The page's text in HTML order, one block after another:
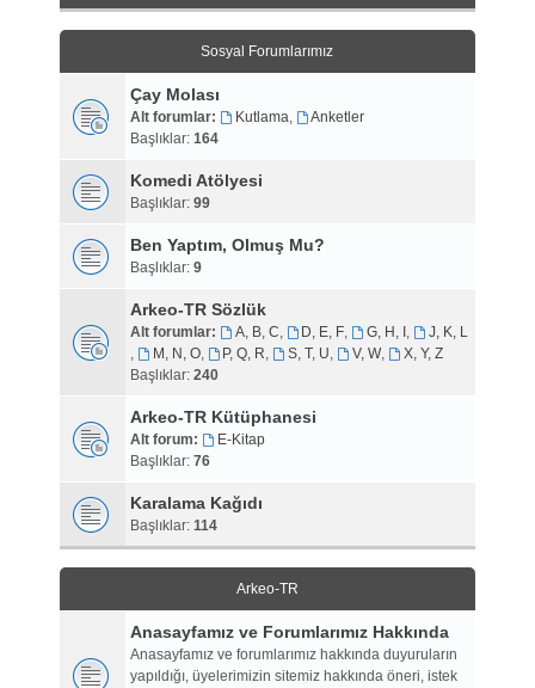
Sosyal Forumlarımız
Çay Molası
Alt forumlar: Kutlama,
Anketler
Başlıklar: 164
Komedi Atölyesi
Başlıklar: 99
Ben Yaptım, Olmuş Mu?
Başlıklar: 9
Arkeo-TR Sözlük
Alt forumlar: A, B, C, D, E, F, G, H, I ,
J, K, L
,
M, N, O, P, Q, R, S, T, U, V, W,
X, Y, Z
Başlıklar: 240
Arkeo-TR Kütüphanesi
Alt forum:
E-Kitap
Başlıklar: 76
Karalama Kağıdı
Başlıklar: 114
Arkeo-TR
Anasayfamız ve Forumlarımız Hakkında
Anasayfamız ve forumlarımız hakkında duyuruların
yapıldığı, üyelerimizin sitemiz hakkında öneri, istek